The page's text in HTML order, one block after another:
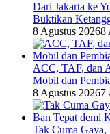
Dari Jakarta ke
Buktikan
8 Agustus 20268
ACC, TAF, dan
Mobil dan
8 Agustus 20267
Tak Cuma